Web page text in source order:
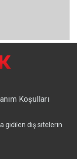
Koşulları
gidilen dış sitelerin